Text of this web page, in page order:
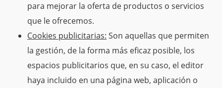
para mejorar la oferta de productos o servicios
que le ofrecemos.
Cookies publicitarias: Son aquellas que permiten
la gestión, de la forma más eficaz posible, los
espacios publicitarios que, en su caso, el editor
haya incluido en una página web, aplicación o